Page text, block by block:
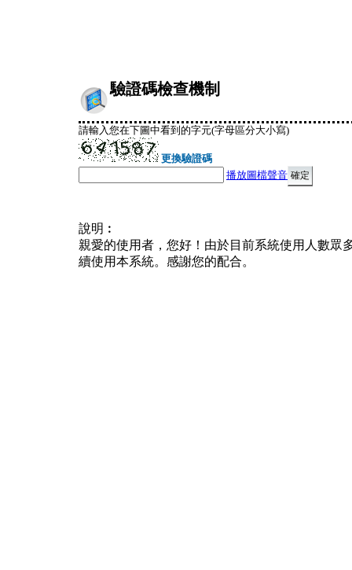
驗證碼檢查機制
請輸入您在下圖中看到的字元(字母區分大小寫)
更換驗證碼
播放圖檔聲音
說明︰
親愛的使用者，您好！由於目前系統使用人數眾
續使用本系統。感謝您的配合。